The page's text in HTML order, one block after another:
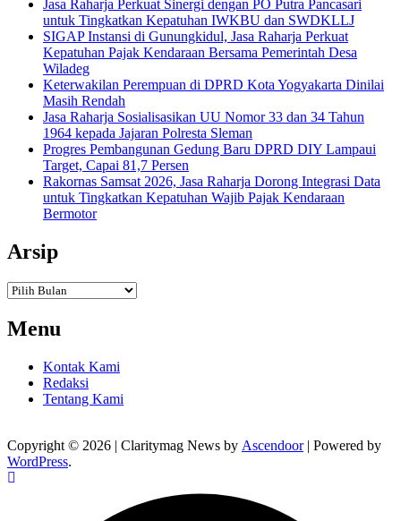
Jasa Raharja Perkuat Sinergi dengan PO Putra Pancasari
untuk Tingkatkan Kepatuhan IWKBU dan SWDKLLJ
SIGAP Instansi di Gunungkidul, Jasa Raharja Perkuat
Kepatuhan Pajak Kendaraan Bersama Pemerintah Desa
Wiladeg
Keterwakilan Perempuan di DPRD Kota Yogyakarta Dinilai
Masih Rendah
Jasa Raharja Sosialisasikan UU Nomor 33 dan 34 Tahun
1964 kepada Jajaran Polresta Sleman
Progres Pembangunan Gedung Baru DPRD DIY Lampaui
Target, Capai 81,7 Persen
Rakornas Samsat 2026, Jasa Raharja Dorong Integrasi Data
untuk Tingkatkan Kepatuhan Wajib Pajak Kendaraan
Bermotor
Arsip
Arsip
Menu
Kontak Kami
Redaksi
Tentang Kami
Copyright © 2026 | Claritymag News by Ascendoor| Powered by
WordPress.